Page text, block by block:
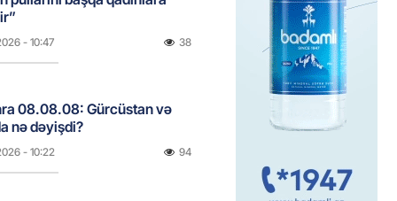
- 10:47 38
08.08.08: Gürcüstan və
nə dəyişdi?
- 10:22 94